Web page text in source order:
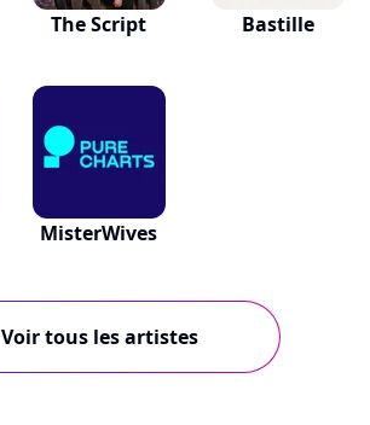
The Script Bastille
MisterWives
Voir tous les artistes